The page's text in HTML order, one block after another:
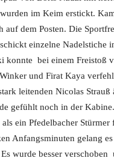
im Keim erstickt.
auf dem Posten. Die
einzelne Nadelstiche
konnte bei einem Freistoß
und Firat Kaya
leitenden Nicolas
gefühlt noch in der
ein Pfedelbacher
Anfangsminuten gelang
wurde besser